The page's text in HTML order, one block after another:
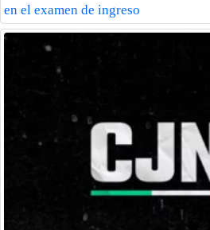
en el examen de ingreso